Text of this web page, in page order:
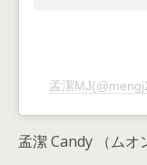
孟潔
孟潔 Candy （ムオ